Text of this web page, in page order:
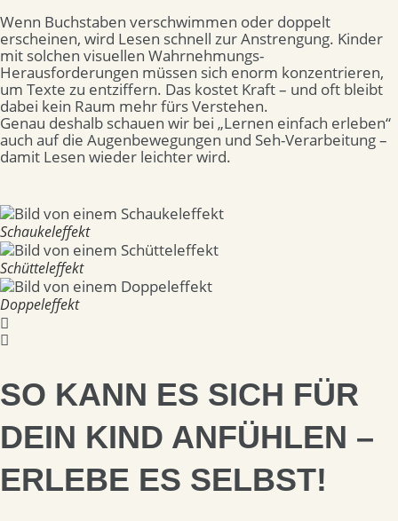
Wenn Buchstaben verschwimmen oder doppelt
erscheinen, wird Lesen schnell zur Anstrengung. Kinder
mit solchen visuellen Wahrnehmungs-
Herausforderungen müssen sich enorm konzentrieren,
um Texte zu entziffern. Das kostet Kraft – und oft bleibt
dabei kein Raum mehr fürs Verstehen.
Genau deshalb schauen wir bei „Lernen einfach erleben“
auch auf die Augenbewegungen und Seh-Verarbeitung –
damit Lesen wieder leichter wird.
Schaukeleffekt
Schütteleffekt
Doppeleffekt
SO KANN ES SICH FÜR
DEIN KIND ANFÜHLEN –
ERLEBE ES SELBST!